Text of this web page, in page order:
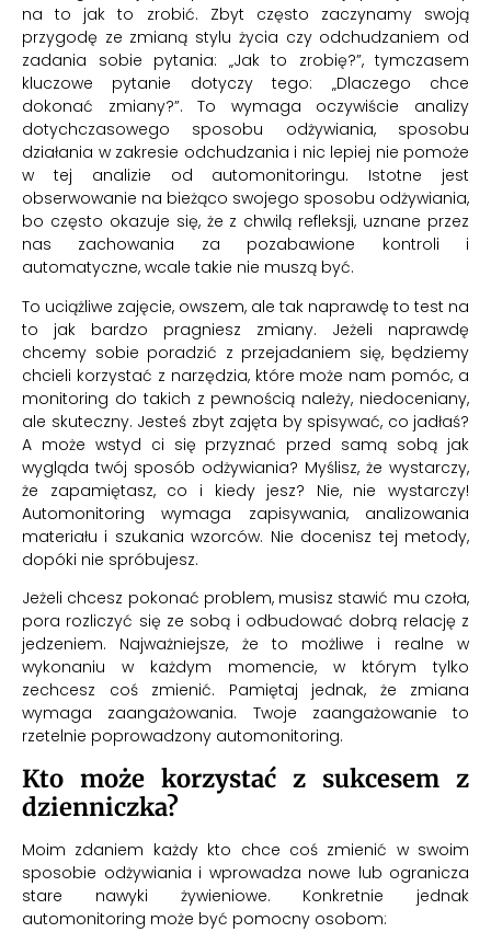
na to jak to zrobić. Zbyt często zaczynamy swoją
przygodę ze zmianą stylu życia czy odchudzaniem od
zadania sobie pytania: „Jak to zrobię?”, tymczasem
kluczowe pytanie dotyczy tego: „Dlaczego chce
dokonać zmiany?”. To wymaga oczywiście analizy
dotychczasowego sposobu odżywiania, sposobu
działania w zakresie odchudzania i nic lepiej nie pomoże
w tej analizie od automonitoringu. Istotne jest
obserwowanie na bieżąco swojego sposobu odżywiania,
bo często okazuje się, że z chwilą refleksji, uznane przez
nas zachowania za pozabawione kontroli i
automatyczne, wcale takie nie muszą być.
To uciążliwe zajęcie, owszem, ale tak naprawdę to test na
to jak bardzo pragniesz zmiany. Jeżeli naprawdę
chcemy sobie poradzić z przejadaniem się, będziemy
chcieli korzystać z narzędzia, które może nam pomóc, a
monitoring do takich z pewnością należy, niedoceniany,
ale skuteczny. Jesteś zbyt zajęta by spisywać, co jadłaś?
A może wstyd ci się przyznać przed samą sobą jak
wygląda twój sposób odżywiania? Myślisz, że wystarczy,
że zapamiętasz, co i kiedy jesz? Nie, nie wystarczy!
Automonitoring wymaga zapisywania, analizowania
materiału i szukania wzorców. Nie docenisz tej metody,
dopóki nie spróbujesz.
Jeżeli chcesz pokonać problem, musisz stawić mu czoła,
pora rozliczyć się ze sobą i odbudować dobrą relację z
jedzeniem. Najważniejsze, że to możliwe i realne w
wykonaniu w każdym momencie, w którym tylko
zechcesz coś zmienić. Pamiętaj jednak, że zmiana
wymaga zaangażowania. Twoje zaangażowanie to
rzetelnie poprowadzony automonitoring.
Kto może korzystać z sukcesem z
dzienniczka?
Moim zdaniem każdy kto chce coś zmienić w swoim
sposobie odżywiania i wprowadza nowe lub ogranicza
stare nawyki żywieniowe. Konkretnie jednak
automonitoring może być pomocny osobom: